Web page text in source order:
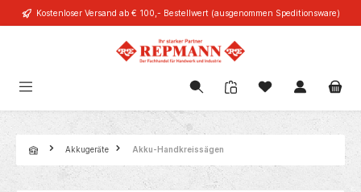
springenKostenloser Versand ab € 100,- Bestellwert (ausgenommen Speditionsware)
Akkugeräte Akku-Handkreissägen